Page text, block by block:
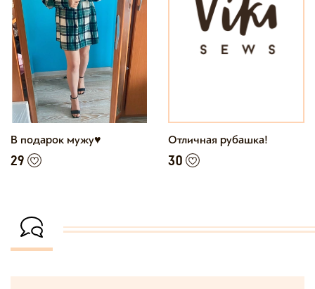
В подарок мужу♥️
29
Отличная рубашка!
30